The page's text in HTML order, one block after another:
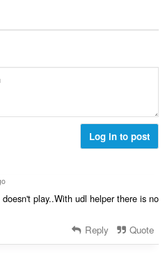
Log in to post
play..With udl helper there is no
Reply Quote